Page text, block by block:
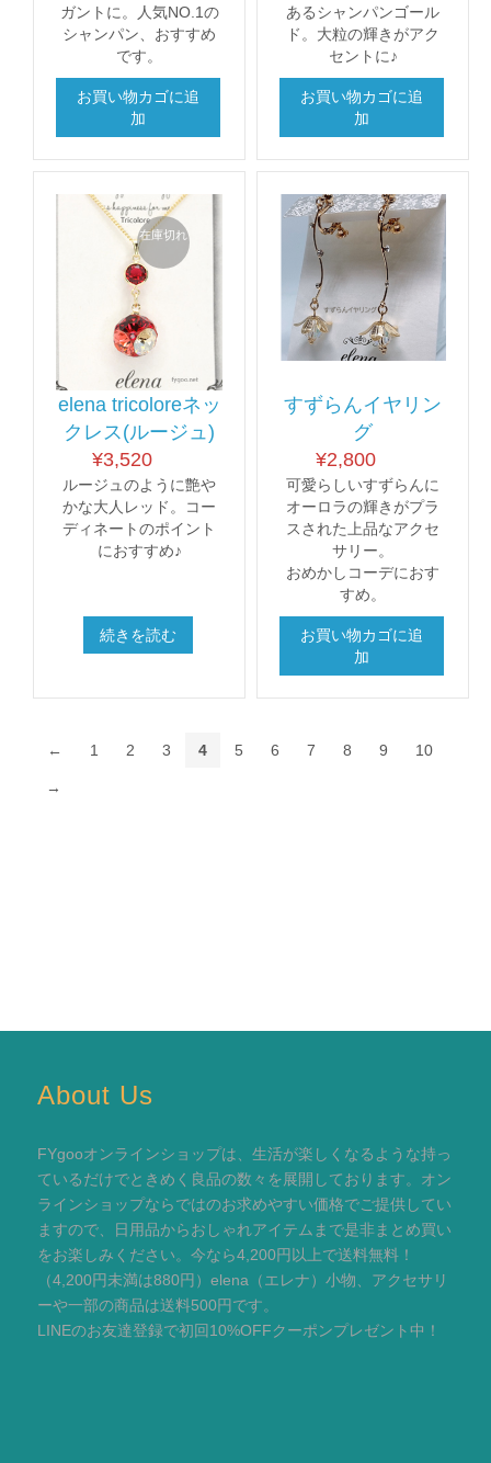
ガントに。人気NO.1の
シャンパン、おすすめ
です。
お買い物カゴに追
加
あるシャンパンゴール
ド。大粒の輝きがアク
セントに♪
お買い物カゴに追
加
elena tricoloreネッ
クレス(ルージュ)
¥3,520
ルージュのように艶や
かな大人レッド。コー
ディネートのポイント
におすすめ♪
続きを読む
在庫切れ
すずらんイヤリン
グ
¥2,800
可愛らしいすずらんに
オーロラの輝きがプラ
スされた上品なアクセ
サリー。
おめかしコーデにおす
すめ。
お買い物カゴに追
加
← 1 2 3 4 5 6 7 8 9 10
→
About Us
FYgooオンラインショップは、生活が楽しくなるような持っ
ているだけでときめく良品の数々を展開しております。オン
ラインショップならではのお求めやすい価格でご提供してい
ますので、日用品からおしゃれアイテムまで是非まとめ買い
をお楽しみください。今なら4,200円以上で送料無料！
（4,200円未満は880円）elena（エレナ）小物、アクセサリ
ーや一部の商品は送料500円です。
LINEのお友達登録で初回10%OFFクーポンプレゼント中！